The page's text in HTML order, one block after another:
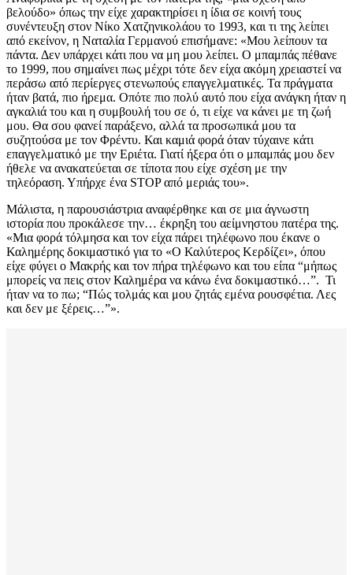
βελούδο» όπως την είχε χαρακτηρίσει η ίδια σε κοινή τους
συνέντευξη στον Νίκο Χατζηνικολάου το 1993, και τι της λείπει
από εκείνον, η Ναταλία Γερμανού επισήμανε: «Μου λείπουν τα
πάντα. Δεν υπάρχει κάτι που να μη μου λείπει. Ο μπαμπάς πέθανε
το 1999, που σημαίνει πως μέχρι τότε δεν είχα ακόμη χρειαστεί να
περάσω από περίεργες στενωπούς επαγγελματικές. Τα πράγματα
ήταν βατά, πιο ήρεμα. Οπότε πιο πολύ αυτό που είχα ανάγκη ήταν η
αγκαλιά του και η συμβουλή του σε ό, τι είχε να κάνει με τη ζωή
μου. Θα σου φανεί παράξενο, αλλά τα προσωπικά μου τα
συζητούσα με τον Φρέντυ. Και καμιά φορά όταν τύχαινε κάτι
επαγγελματικό με την Εριέτα. Γιατί ήξερα ότι ο μπαμπάς μου δεν
ήθελε να ανακατεύεται σε τίποτα που είχε σχέση με την
τηλεόραση. Υπήρχε ένα STOP από μεριάς του».
Μάλιστα, η παρουσιάστρια αναφέρθηκε και σε μια άγνωστη
ιστορία που προκάλεσε την… έκρηξη του αείμνηστου πατέρα της.
«Μια φορά τόλμησα και τον είχα πάρει τηλέφωνο που έκανε ο
Καλημέρης δοκιμαστικό για το «Ο Καλύτερος Κερδίζει», όπου
είχε φύγει ο Μακρής και τον πήρα τηλέφωνο και του είπα “μήπως
μπορείς να πεις στον Καλημέρα να κάνω ένα δοκιμαστικό…”. Τι
ήταν να το πω; “Πώς τολμάς και μου ζητάς εμένα ρουσφέτια. Λες
και δεν με ξέρεις…”».